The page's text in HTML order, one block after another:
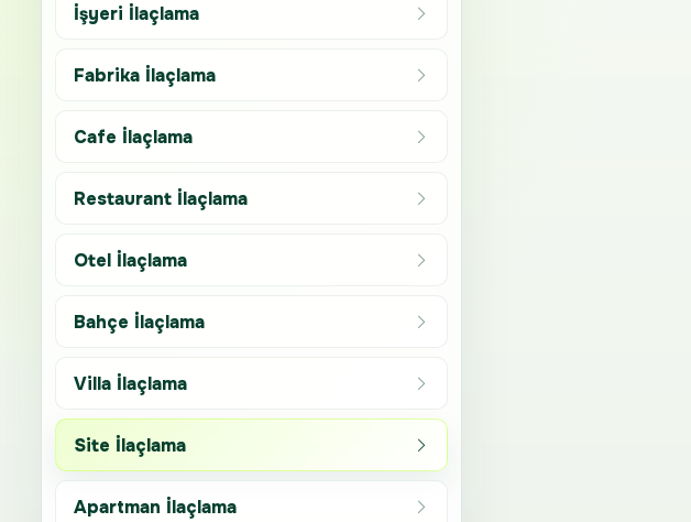
İşyeri İlaçlama
Fabrika İlaçlama
Cafe İlaçlama
Restaurant İlaçlama
Otel İlaçlama
Bahçe İlaçlama
Villa İlaçlama
Site İlaçlama
Apartman İlaçlama